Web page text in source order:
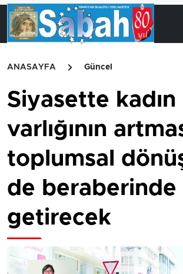
ANASAYFA Güncel
Siyasette kadın
varlığının
toplumsal
de beraberinde
getirecek